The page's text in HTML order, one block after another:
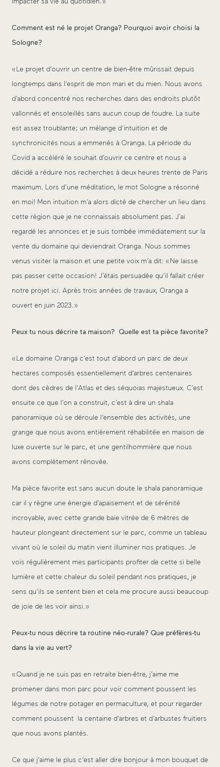
Comment est né le projet Oranga? Pourquoi avoir choisi la
Sologne?
« Le projet d’ouvrir un centre de bien-être mûrissait depuis
longtemps dans l’esprit de mon mari et du mien. Nous avons
d’abord concentré nos recherches dans des endroits plutôt
vallonnés et ensoleillés sans aucun coup de foudre. La suite
est assez troublante; un mélange d’intuition et de
synchronicités nous a emmenés à Oranga. La période du
Covid a accéléré le souhait d’ouvrir ce centre et nous a
décidé a réduire nos recherches à deux heures trente de Paris
maximum. Lors d’une méditation, le mot Sologne a résonné
en moi! Mon intuition m’a alors dicté de chercher un lieu dans
cette région que je ne connaissais absolument pas. J’ai
regardé les annonces et je suis tombée immédiatement sur la
vente du domaine qui deviendrait Oranga. Nous sommes
venus visiter la maison et une petite voix m’a dit: « Ne laisse
pas passer cette occasion! J’étais persuadée qu’il fallait créer
notre projet ici. Après trois années de travaux, Oranga a
ouvert en juin 2023. »
Peux tu nous décrire ta maison? Quelle est ta pièce favorite?
« Le domaine Oranga c’est tout d’abord un parc de deux
hectares composés essentiellement d’arbres centenaires
dont des cèdres de l’Atlas et des séquoias majestueux. C’est
ensuite ce que l’on a construit, c’est à dire un shala
panoramique où se déroule l’ensemble des activités, une
grange que nous avons entièrement réhabilitée en maison de
luxe ouverte sur le parc, et une gentilhommière que nous
avons complètement rénovée.
Ma pièce favorite est sans aucun doute le shala panoramique
car il y règne une énergie d’apaisement et de sérénité
incroyable, avec cette grande baie vitrée de 6 mètres de
hauteur plongeant directement sur le parc, comme un tableau
vivant où le soleil du matin vient illuminer nos pratiques. Je
vois régulièrement mes participants profiter de cette si belle
lumière et cette chaleur du soleil pendant nos pratiques, je
sens qu’ils se sentent bien et cela me procure aussi beaucoup
de joie de les voir ainsi. »
Peux-tu nous décrire ta routine néo-rurale? Que préfères-tu
dans la vie au vert?
« Quand je ne suis pas en retraite bien-être, j’aime me
promener dans mon parc pour voir comment poussent les
légumes de notre potager en permaculture, et pour regarder
comment poussent la centaine d’arbres et d’arbustes fruitiers
que nous avons plantés.
Ce que j’aime le plus c’est aller dire bonjour à mon bouquet de